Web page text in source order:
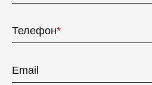
Телефон*
Email